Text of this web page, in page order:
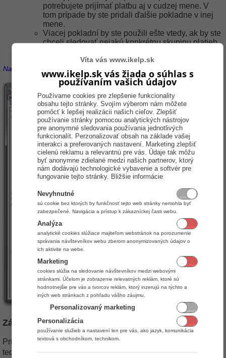
potrebujete prijímať platbu aj v cudzej mene. V
tom prípade by ste pridali ďalšie pokladne v inej
mene.
Viacej pokladní by ste použili ešte vtedy, ak by ste
chceli sledovať nejakú konkrétnu skupinu platieb
Na obrázku sú všeobecné nastavenia on-line pokladne.
ZáložkaPlatidlá
Pri ukončení predaja sa zobrazí okno na zadanie platidiel,
teda ako bude zákazník platiť. Napríklad nákup 200€ zaplatí
Víta vás www.ikelp.sk
www.ikelp.sk vás žiada o súhlas s
používaním vašich údajov
Používame cookies pre zlepšenie funkcionality
obsahu tejto stránky. Svojím výberom nám môžete
pomôcť k lepšej realizácii našich cieľov. Zlepšiť
používanie stránky pomocou analytických nástrojov
pre anonymné sledovania používania jednotlivých
funkcionalít. Perzonalizovať obsah na základe vašej
interakci a preferovaných nastavení. Marketing zlepšiť
cielenú reklamu a relevantnú pre vás. Údaje tak môžu
byť anonymne zdielané medzi našich partnerov, ktorý
nám dodávajú technologické vybavenie a softvér pre
fungovanie tejto stránky. Bližšie informácie
Nevyhnutné
sú cookie bez ktorých by funkčnosť tejto web stránky nemohla byť
zabezpečené. Navigácia a prístup k zákazníckej časti webu.
Analýza
analytické cookies slúžiace majiteľom webstránok na porozumenie
správania návštevníkov webu zberom anonymizovaných údajov o
ich aktivite na webe.
Marketing
cookies slúžia na sledovanie návštevníkov medzi webovými
stránkami. Účelom je zobrazenie relevatných reklám, ktoré sú
hodnotnejšie pre vás a tvorcov reklám, ktorý inzerujú na týchto a
iných web stránkach z pohľadu vášho záujmu.
Personalizovaný marketing
Personalizácia
používanie služieb a nastavení len pre vás, ako jazyk, komunikácia
textová s obchodníkom, technikom.